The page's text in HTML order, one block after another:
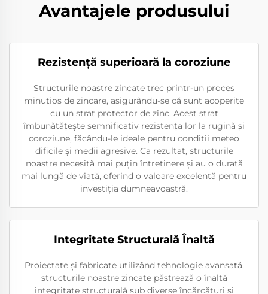
Avantajele produsului
Rezistenţă superioară la coroziune
Structurile noastre zincate trec printr-un proces
minuțios de zincare, asigurându-se că sunt acoperite
cu un strat protector de zinc. Acest strat
îmbunătățește semnificativ rezistența lor la rugină și
coroziune, făcându-le ideale pentru condiții meteo
dificile și medii agresive. Ca rezultat, structurile
noastre necesită mai puțin întreținere și au o durată
mai lungă de viață, oferind o valoare excelentă pentru
investiția dumneavoastră.
Integritate Structurală Înaltă
Proiectate și fabricate utilizând tehnologie avansată,
structurile noastre zincate păstrează o înaltă
integritate structurală sub diverse încărcături și